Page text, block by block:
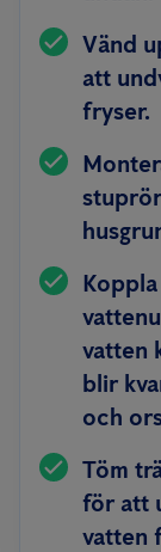
Vänd
att
fryser.
vatten
blir
och
Töm
för att
vatten